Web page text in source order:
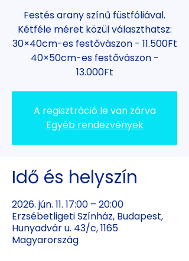
Festés arany színű füstfóliával.
Kétféle méret közül választhatsz:
30×40cm-es festővászon - 11.500Ft
40×50cm-es festővászon -
13.000Ft
A regisztráció le van zárva
Egyéb rendezvények
Idő és helyszín
2026. jún. 11. 17:00 – 20:00
Erzsébetligeti Színház, Budapest,
Hunyadvár u. 43/c, 1165
Magyarország